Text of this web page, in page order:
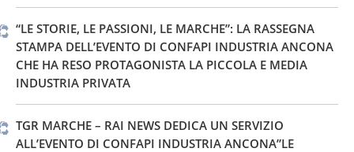
“LE STORIE, LE PASSIONI, LE MARCHE”: LA RASSEGNA
STAMPA DELL’EVENTO DI CONFAPI INDUSTRIA ANCONA
CHE HA RESO PROTAGONISTA LA PICCOLA E MEDIA
INDUSTRIA PRIVATA
TGR MARCHE – RAI NEWS DEDICA UN SERVIZIO
ALL’EVENTO DI CONFAPI INDUSTRIA ANCONA”LE